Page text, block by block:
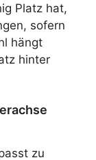
Platz hat,
sofern
hängt
hinter
zu